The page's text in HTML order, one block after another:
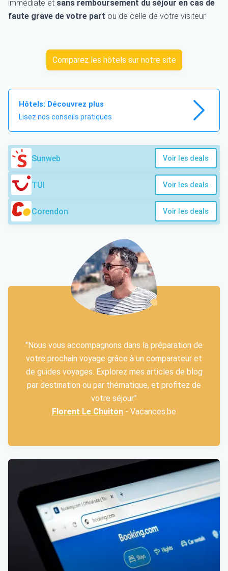
immédiate et sans remboursement du séjour en cas de
faute grave de votre part ou de celle de votre visiteur.
Comparez les hôtels sur notre site
Hôtels: Découvrez plus
Lisez nos conseils pratiques
Sunweb Voir les deals
TUI Voir les deals
Corendon Voir les deals
"Nous vous accompagnons dans la préparation de
votre prochain voyage grâce à un comparateur et
de guides voyages. Explorez mes articles de blog
par destination ou par thématique, et profitez de
votre séjour."
Florent Le Chuiton - Vacances.be